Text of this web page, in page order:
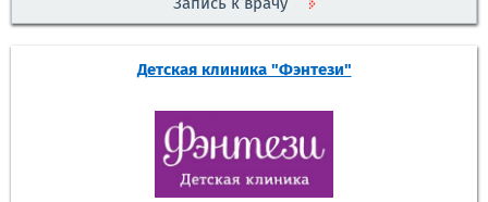
Запись к врачу
Детская клиника "Фэнтези"